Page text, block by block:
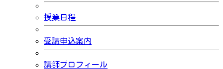
授業日程
受講申込案内
講師プロフィール